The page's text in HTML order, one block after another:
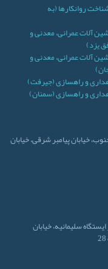
روانکارها (به
آلات عمرانی، معدنی و
یزد)
آلات عمرانی، معدنی و
و راهسازی (جیرفت)
و راهسازی (سمنان)
خیابان پیامبر شرقی، خیابان
سلیمانیه، خیابان